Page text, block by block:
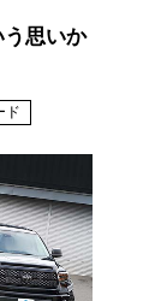
思いか
ド